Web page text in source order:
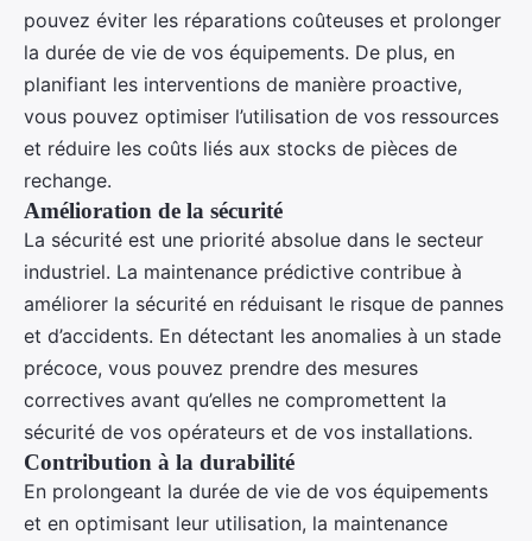
pouvez éviter les réparations coûteuses et prolonger
la durée de vie de vos équipements. De plus, en
planifiant les interventions de manière proactive,
vous pouvez optimiser l’utilisation de vos ressources
et réduire les coûts liés aux stocks de pièces de
rechange.
Amélioration de la sécurité
La sécurité est une priorité absolue dans le secteur
industriel. La maintenance prédictive contribue à
améliorer la sécurité en réduisant le risque de pannes
et d’accidents. En détectant les anomalies à un stade
précoce, vous pouvez prendre des mesures
correctives avant qu’elles ne compromettent la
sécurité de vos opérateurs et de vos installations.
Contribution à la durabilité
En prolongeant la durée de vie de vos équipements
et en optimisant leur utilisation, la maintenance